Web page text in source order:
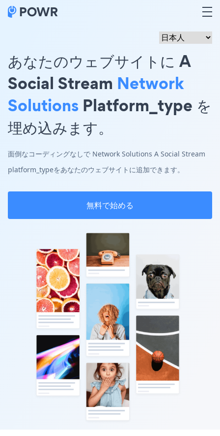
あなたのウェブサイトに A
Social Stream Network
Solutions Platform_type を
埋め込みます。
面倒なコーディングなしで Network Solutions A Social Stream
platform_typeをあなたのウェブサイトに追加できます。
無料で始める